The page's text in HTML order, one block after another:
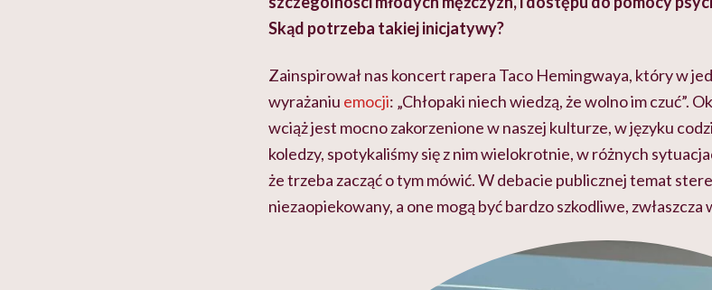
Skąd potrzeba takiej inicjatywy?
Zainspirował nas koncert rapera Taco Hemingwaya, który w
wyrażaniu emocji: „Chłopaki niech wiedzą, że wolno im czuć”.
wciąż jest mocno zakorzenione w naszej kulturze, w języku
koledzy, spotykaliśmy się z nim wielokrotnie, w różnych
że trzeba zacząć o tym mówić. W debacie publicznej temat
niezaopiekowany, a one mogą być bardzo szkodliwe,